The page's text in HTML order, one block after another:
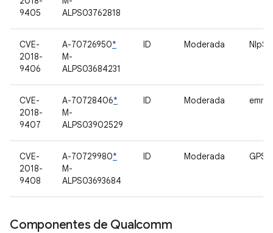
9405
ALPS03762818
CVE-
2018-
9406
A-70726950*
M-
ALPS03684231
ID Moderada
CVE-
2018-
9407
A-70728406*
M-
ALPS03902529
ID Moderada emmc
CVE-
2018-
9408
A-70729980*
M-
ALPS03693684
ID Moderada GPS
Componentes de Qualcomm